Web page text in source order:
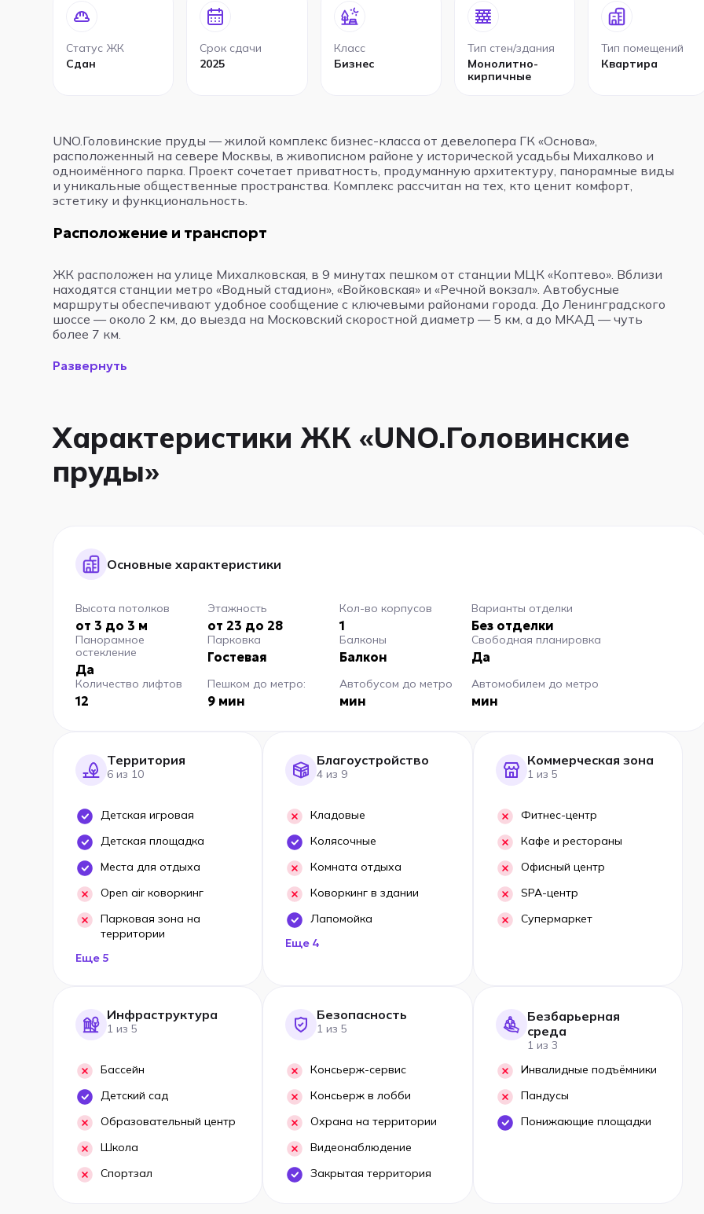
Статус ЖК
Сдан
Срок сдачи
2025
Класс
Бизнес
Тип стен/здания
Монолитно-
кирпичные
Тип помещений
Квартира
UNO.Головинские пруды — жилой комплекс бизнес-класса от девелопера ГК «Основа»,
расположенный на севере Москвы, в живописном районе у исторической усадьбы Михалково и
одноимённого парка. Проект сочетает приватность, продуманную архитектуру, панорамные виды
и уникальные общественные пространства. Комплекс рассчитан на тех, кто ценит комфорт,
эстетику и функциональность.
Расположение и транспорт
ЖК расположен на улице Михалковская, в 9 минутах пешком от станции МЦК «Коптево». Вблизи
находятся станции метро «Водный стадион», «Войковская» и «Речной вокзал». Автобусные
маршруты обеспечивают удобное сообщение с ключевыми районами города. До Ленинградского
шоссе — около 2 км, до выезда на Московский скоростной диаметр — 5 км, а до МКАД — чуть
более 7 км.
Развернуть
Характеристики ЖК «UNO.Головинские
пруды»
Основные характеристики
Высота потолков
от 3 до 3 м
Этажность
от 23 до 28
Кол-во корпусов
1
Варианты отделки
Без отделки
Панорамное
остекление
Да
Парковка
Гостевая
Балконы
Балкон
Свободная планировка
Да
Количество лифтов
12
Пешком до метро:
9 мин
Автобусом до метро
мин
Автомобилем до метро
мин
Территория
6 из 10
Детская игровая
Детская площадка
Места для отдыха
Open air коворкинг
Парковая зона на
территории
Еще 5
Благоустройство
4 из 9
Кладовые
Колясочные
Комната отдыха
Коворкинг в здании
Лапомойка
Еще 4
Коммерческая зона
1 из 5
Фитнес-центр
Кафе и рестораны
Офисный центр
SPA-центр
Супермаркет
Инфраструктура
1 из 5
Бассейн
Детский сад
Образовательный центр
Школа
Спортзал
Безопасность
1 из 5
Консьерж-сервис
Консьерж в лобби
Охрана на территории
Видеонаблюдение
Закрытая территория
Безбарьерная
среда
1 из 3
Инвалидные подъёмники
Пандусы
Понижающие площадки